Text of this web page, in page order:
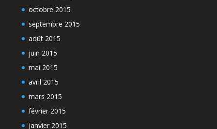
octobre 2015
septembre 2015
août 2015
juin 2015
mai 2015
avril 2015
mars 2015
février 2015
janvier 2015